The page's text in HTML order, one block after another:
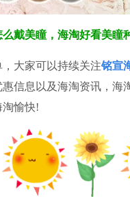
么戴美瞳，海淘好看美瞳
大家可以持续关注铭宣
信息以及海淘资讯，海
愉快!